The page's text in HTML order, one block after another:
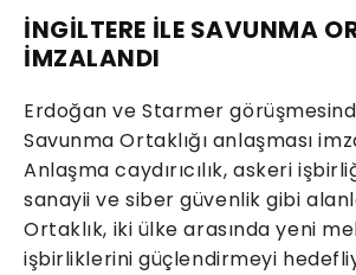
İNGİLTERE İLE SAVUNMA
İMZALANDI
Erdoğan ve Starmer
Savunma Ortaklığı anlaşması
Anlaşma caydırıcılık, askeri
sanayii ve siber güvenlik gibi
Ortaklık, iki ülke arasında yeni
işbirliklerini güçlendirmeyi